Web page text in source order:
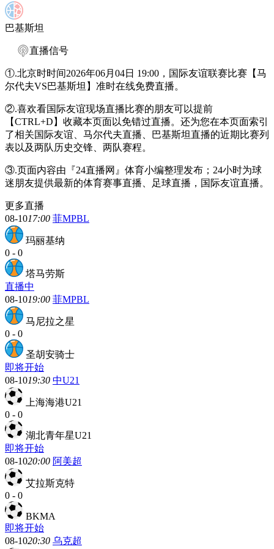
巴基斯坦
直播信号
①.北京时时间2026年06月04日 19:00，国际友谊联赛比赛【马
尔代夫VS巴基斯坦】准时在线免费直播。
②.喜欢看国际友谊现场直播比赛的朋友可以提前
【CTRL+D】收藏本页面以免错过直播。还为您在本页面索引
了相关国际友谊、马尔代夫直播、巴基斯坦直播的近期比赛列
表以及两队历史交锋、两队赛程。
③.页面内容由『24直播网』体育小编整理发布；24小时为球
迷朋友提供最新的体育赛事直播、足球直播，国际友谊直播。
更多直播
08-1017:00 菲MPBL
玛丽基纳
0 - 0
塔马劳斯
直播中
08-1019:00 菲MPBL
马尼拉之星
0 - 0
圣胡安骑士
即将开始
08-1019:30 中U21
上海海港U21
0 - 0
湖北青年星U21
即将开始
08-1020:00 阿美超
艾拉斯克特
0 - 0
BKMA
即将开始
08-1020:30 乌克超